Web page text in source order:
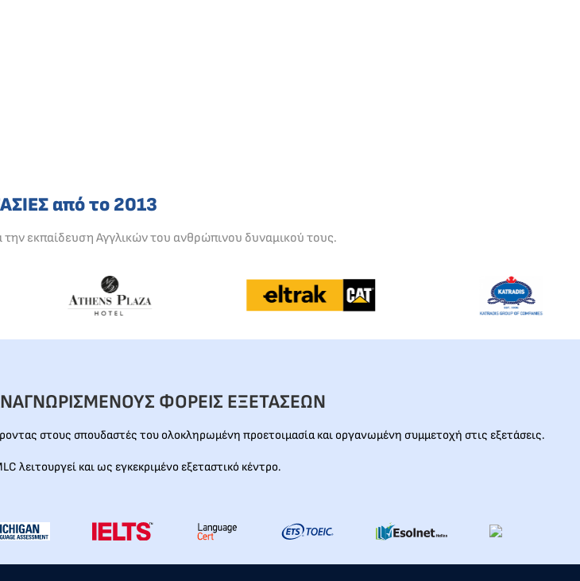
από το 2013
την εκπαίδευση Αγγλικών του ανθρώπινου δυναμικού τους.
ΦΟΡΕΙΣ ΕΞΕΤΑΣΕΩΝ
στους σπουδαστές του ολοκληρωμένη προετοιμασία και οργανωμένη συμμετοχή στις εξετάσεις.
λειτουργεί και ως εγκεκριμένο εξεταστικό κέντρο.